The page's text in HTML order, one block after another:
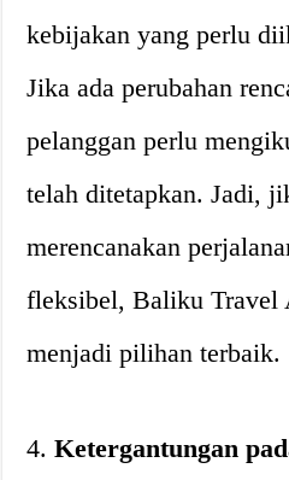
kebijakan yang perlu
Jika ada perubahan
pelanggan perlu
telah ditetapkan. Jadi,
merencanakan
fleksibel, Baliku Travel
menjadi pilihan terbaik.
4.Ketergantungan